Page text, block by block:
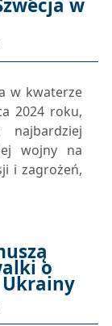
w
w kwaterze
2024 roku,
najbardziej
wojny na
i zagrożeń,
o